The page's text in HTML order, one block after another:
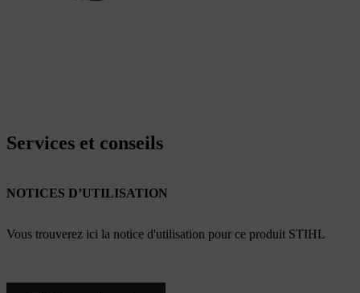
Services et conseils
NOTICES D’UTILISATION
Vous trouverez ici la notice d'utilisation pour ce produit STIHL